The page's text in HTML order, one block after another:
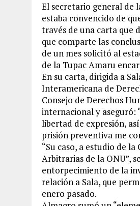
El secretario general de
estaba convencido de
través de una carta que
que comparte las
de un mes solicitó al
de la Tupac Amaru
En su carta, dirigida a
Interamericana de
Consejo de Derechos
internacional y aseguró:
libertad de expresión,
prisión preventiva me
“Su caso, a estudio de
Arbitrarias de la ONU”,
entorpecimiento de la
relación a Sala, que
enero pasado.